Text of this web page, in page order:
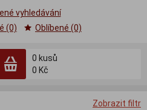
0 kusů
0 Kč
vyhledávání
(0)
Oblíbené (0)
Zobrazit filtr